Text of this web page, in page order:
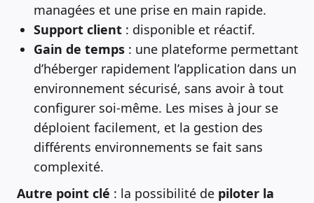
managées et une prise en main rapide.
Support client : disponible et réactif.
Gain de temps : une plateforme permettant
d’héberger rapidement l’application dans un
environnement sécurisé, sans avoir à tout
configurer soi-même. Les mises à jour se
déploient facilement, et la gestion des
différents environnements se fait sans
complexité.
Autre point clé : la possibilité de piloter la